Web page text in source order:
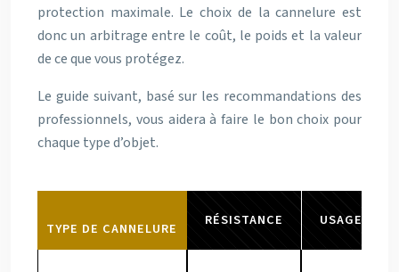
protection maximale. Le choix de la cannelure est
donc un arbitrage entre le coût, le poids et la valeur
de ce que vous protégez.
Le guide suivant, basé sur les recommandations des
professionnels, vous aidera à faire le bon choix pour
chaque type d’objet.
TYPE DE CANNELURE RÉSISTANCE USAGE